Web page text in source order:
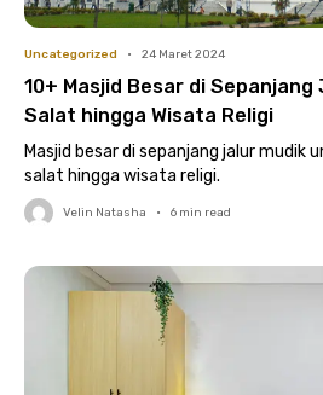
Uncategorized • 24 Maret 2024
10+ Masjid Besar di Sepanjang
Salat hingga Wisata Religi
Masjid besar di sepanjang jalur mudik
salat hingga wisata religi.
Velin Natasha • 6 min read